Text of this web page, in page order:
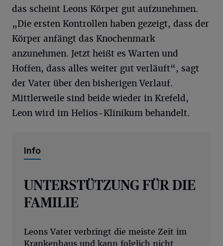
das scheint Leons Körper gut aufzunehmen.
„Die ersten Kontrollen haben gezeigt, dass der
Körper anfängt das Knochenmark
anzunehmen. Jetzt heißt es Warten und
Hoffen, dass alles weiter gut verläuft“, sagt
der Vater über den bisherigen Verlauf.
Mittlerweile sind beide wieder in Krefeld,
Leon wird im Helios-Klinikum behandelt.
Info
UNTERSTÜTZUNG FÜR DIE
FAMILIE
Leons Vater verbringt die meiste Zeit im
Krankenhaus und kann folglich nicht